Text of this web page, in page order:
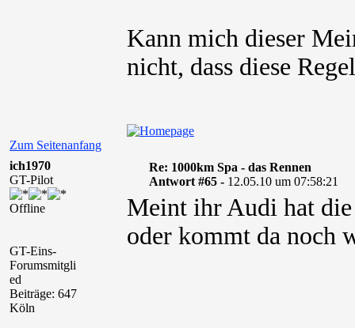
Kann mich dieser
nicht, dass diese
Zum Seitenanfang
ich1970
GT-Pilot
Offline
GT-Eins-
Forumsmitgli
ed
Beiträge: 647
Köln
Re: 1000km Spa - das Rennen
Antwort #65 - 12.05.10 um 07:58:21
Meint ihr Audi hat die
oder kommt da noch